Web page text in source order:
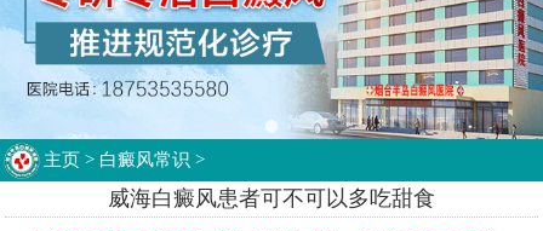
主页 > 白癜风常识 >
威海白癜风患者可不可以多吃甜食